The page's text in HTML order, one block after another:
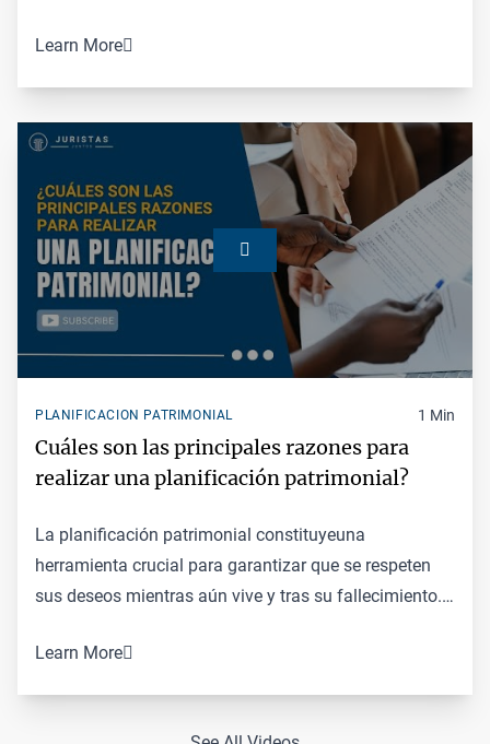
estatual es y sus bienes podrían terminar en manos de
los tribunales determinaría quién será su tutor
Learn More
PLANIFICACION PATRIMONIAL 1 Min
Cuáles son las principales razones para
realizar una planificación patrimonial?
La planificación patrimonial constituyeuna
herramienta crucial para garantizar que se respeten
sus deseos mientras aún vive y tras su fallecimiento.
usted podrá controlar decisiones financieras y
Learn More